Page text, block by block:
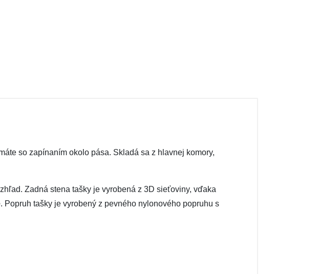
so zapínaním okolo pása. Skladá sa z hlavnej komory,
Zadná stena tašky je vyrobená z 3D sieťoviny, vďaka
tašky je vyrobený z pevného nylonového popruhu s